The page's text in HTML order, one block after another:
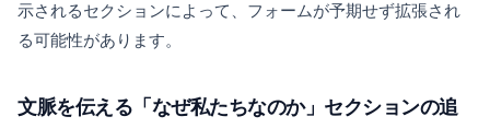
示されるセクションによって、フォームが予期せず拡張され
る可能性があります。
文脈を伝える「なぜ私たちなのか」セクションの追